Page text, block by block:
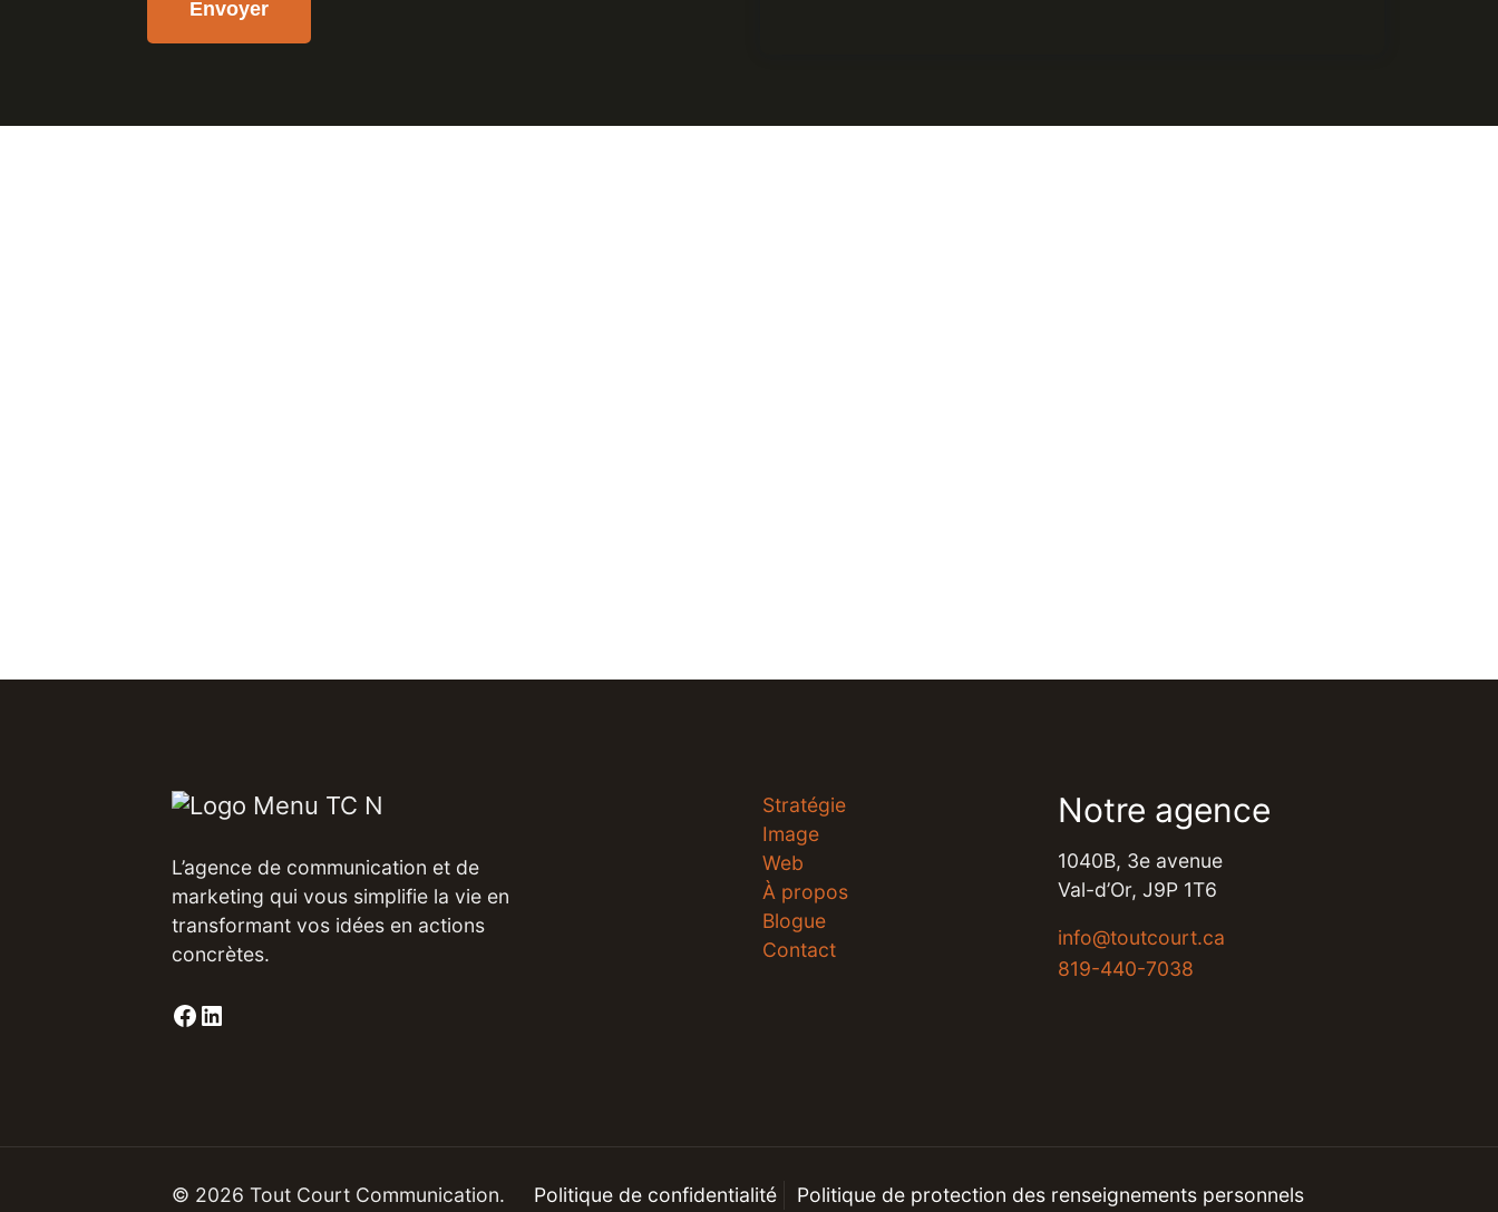
L’agence de communication et de
marketing qui vous simplifie la vie en
transformant vos idées en actions
concrètes​.
Stratégie
Image
Web
À propos
Blogue
Contact
Notre agence
1040B, 3e avenue​
Val-d’Or, J9P 1T6​
​info@toutcourt.ca​
819-440-7038
© 2026 Tout Court Communication. Politique de confidentialité Politique de protection des renseignements personnels